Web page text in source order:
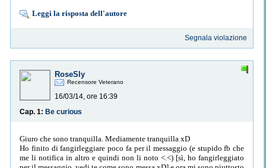
Leggi la risposta dell'autore
Segnala violazione
RoseSly
Recensore Veterano
16/03/14, ore 16:39
Cap. 1: Be curious
Giuro che sono tranquilla. Mediamente tranquilla xD
Ho finito di fangirleggiare poco fa per il messaggio (e stupido fb che
me li notifica in altro e quindi non li noto <.<) [sì, ho fangirleggiato